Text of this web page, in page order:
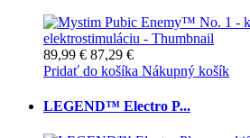
89,99 € 87,29 €
Pridať do košíka Nákupný košík
LEGEND™ Electro P...